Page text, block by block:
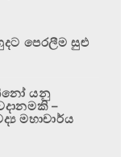
පෙරලීම සුළු
යනු
–
මහාචාර්ය